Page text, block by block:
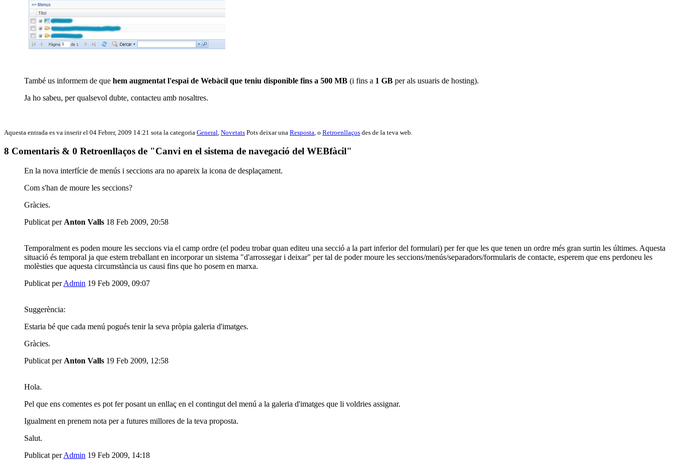
També us informem de que hem augmentat l'espai de Webàcil que teniu disponible fins a 500 MB (i fins a 1 GB per als usuaris de hosting).
Ja ho sabeu, per qualsevol dubte, contacteu amb nosaltres.
Aquesta entrada es va inserir el 04 Febrer, 2009 14:21 sota la categoria General Novetats Pots deixar una Resposta , o Retroenllaços des de la teva web.
8 Comentaris & 0 Retroenllaços de "Canvi en el sistema de navegació del WEBfàcil"
En la nova interfície de menús i seccions ara no apareix la icona de desplaçament.
Com s'han de moure les seccions?
Gràcies.
Publicat per Anton Valls 18 Feb 2009, 20:58
Temporalment es poden moure les seccions via el camp ordre (el podeu trobar quan editeu una secció a la part inferior del formulari) per fer que les que tenen un ordre més gran surtin les últimes. Aquesta
situació és temporal ja que estem treballant en incorporar un sistema "d'arrossegar i deixar" per tal de poder moure les seccions/menús/separadors/formularis de contacte, esperem que ens perdoneu les
molèsties que aquesta circumstància us causi fins que ho posem en marxa.
Publicat perAdmin 19 Feb 2009, 09:07
Suggerència:
Estaria bé que cada menú pogués tenir la seva pròpia galeria d'imatges.
Gràcies.
Publicat per Anton Valls 19 Feb 2009, 12:58
Hola.
Pel que ens comentes es pot fer posant un enllaç en el contingut del menú a la galeria d'imatges que li voldries assignar.
Igualment en prenem nota per a futures millores de la teva proposta.
Salut.
Publicat perAdmin 19 Feb 2009, 14:18